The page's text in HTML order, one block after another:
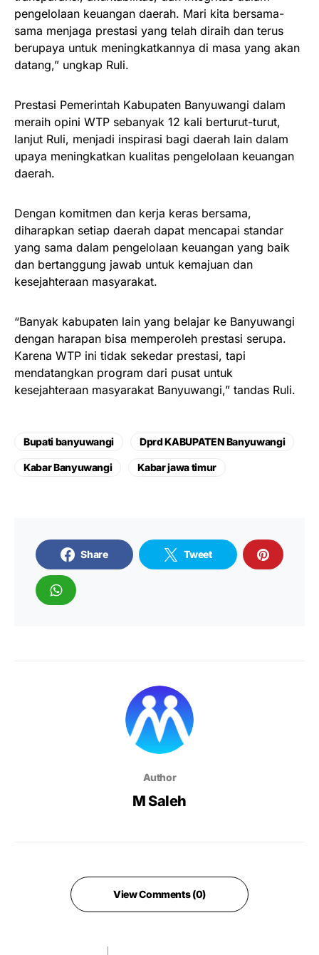
pengelolaan keuangan daerah. Mari kita bersama-
sama menjaga prestasi yang telah diraih dan terus
berupaya untuk meningkatkannya di masa yang akan
datang,” ungkap Ruli.
Prestasi Pemerintah Kabupaten Banyuwangi dalam
meraih opini WTP sebanyak 12 kali berturut-turut,
lanjut Ruli, menjadi inspirasi bagi daerah lain dalam
upaya meningkatkan kualitas pengelolaan keuangan
daerah.
Dengan komitmen dan kerja keras bersama,
diharapkan setiap daerah dapat mencapai standar
yang sama dalam pengelolaan keuangan yang baik
dan bertanggung jawab untuk kemajuan dan
kesejahteraan masyarakat.
“Banyak kabupaten lain yang belajar ke Banyuwangi
dengan harapan bisa memperoleh prestasi serupa.
Karena WTP ini tidak sekedar prestasi, tapi
mendatangkan program dari pusat untuk
kesejahteraan masyarakat Banyuwangi,” tandas Ruli.
Bupati banyuwangi Dprd KABUPATEN Banyuwangi
Kabar Banyuwangi Kabar jawa timur
Share Tweet
Author
M Saleh
View Comments (0)